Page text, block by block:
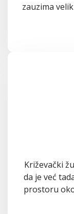
zauzima
Križevački
da je već
prostoru